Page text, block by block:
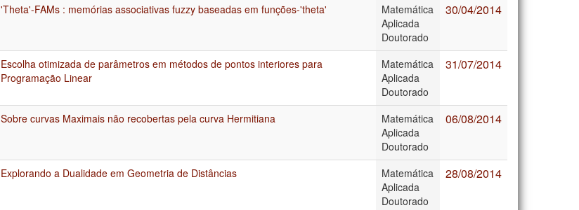
'Theta'-FAMs : memórias associativas fuzzy baseadas em funções-'theta'
Matemática
Aplicada
Doutorado
30/04/2014
Escolha otimizada de parâmetros em métodos de pontos interiores para
Programação Linear
Matemática
Aplicada
Doutorado
31/07/2014
Sobre curvas Maximais não recobertas pela curva Hermitiana
Matemática
Aplicada
Doutorado
06/08/2014
Explorando a Dualidade em Geometria de Distâncias
Matemática
Aplicada
Doutorado
28/08/2014